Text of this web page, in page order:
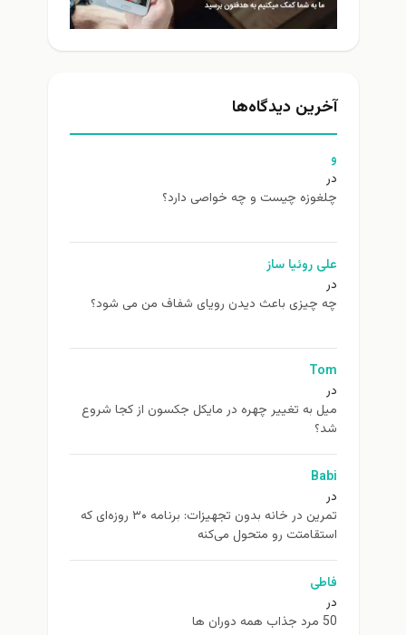
دیدگاه‌ها
چیست و چه خواصی دارد؟
باعث دیدن رویای شفاف من می شود؟
به تغيير چهره در مایکل جکسون از كجا شروع
تمرین در خانه بدون تجهیزات: برنامه ۳۰ روزه‌ای که
رو متحول می‌کنه